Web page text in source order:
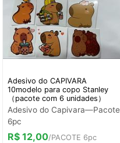
Adesivo do CAPIVARA
10modelo para copo Stanley
（pacote com 6 unidades）
Adesivo do Capivara—Pacote
6pc
R$ 12,00/PACOTE 6pc